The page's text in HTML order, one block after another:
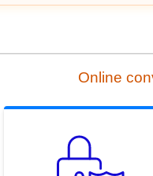
Online